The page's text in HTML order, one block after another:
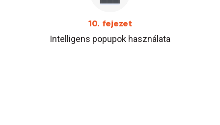
10. fejezet
Intelligens popupok használata